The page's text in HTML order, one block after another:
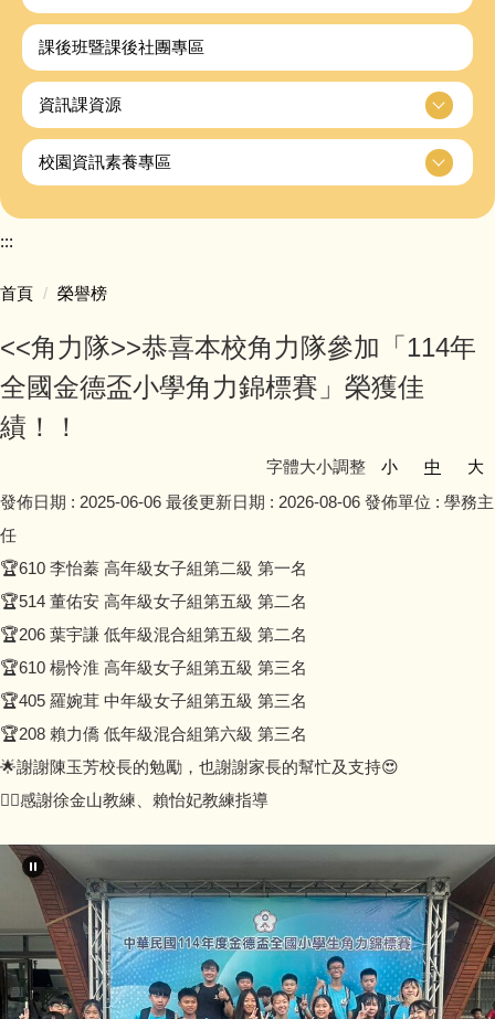
課後班暨課後社團專區
資訊課資源
校園資訊素養專區
:::
首頁 榮譽榜
<<角力隊>>恭喜本校角力隊參加「114年
全國金德盃小學角力錦標賽」榮獲佳
績！！
字體大小調整 小 中
大
發佈日期 : 2025-06-06 最後更新日期 : 2026-08-06 發佈單位 : 學務主
任
🏆610 李怡蓁 高年級女子組第二級 第一名
🏆514 董佑安 高年級女子組第五級 第二名
🏆206 葉宇謙 低年級混合組第五級 第二名
🏆610 楊怜淮 高年級女子組第五級 第三名
🏆405 羅婉茸 中年級女子組第五級 第三名
🏆208 賴力僑 低年級混合組第六級 第三名
🌟謝謝陳玉芳校長的勉勵，也謝謝家長的幫忙及支持😍
❤️‍🔥感謝徐金山教練、賴怡妃教練指導